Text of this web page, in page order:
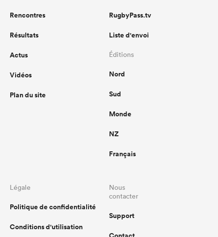
Rencontres
Résultats
Actus
Vidéos
Plan du site
RugbyPass.tv
Liste d'envoi
Éditions
Nord
Sud
Monde
NZ
Français
Légale
Politique de confidentialité
Conditions d'utilisation
Nous
contacter
Support